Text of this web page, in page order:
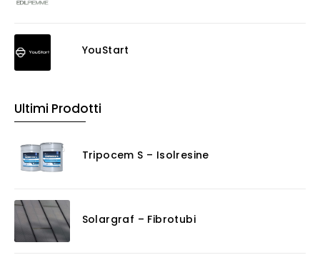
YouStart
Ultimi Prodotti
Tripocem S – Isolresine
Solargraf – Fibrotubi